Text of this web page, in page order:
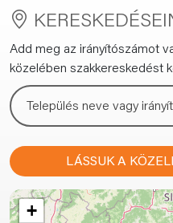
Add meg az irányítószámot
közelében szakkereskedést
LÁSSUK A
+